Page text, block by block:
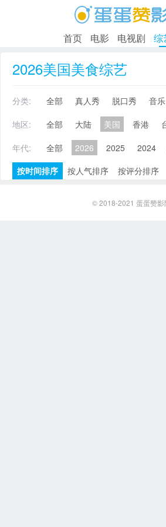
首页 电影 电视剧 综
2026美国美食综艺
分类: 全部 真人秀 脱口秀 音乐
地区:
全部 大陆 美国 香港
年代:
全部 2026 2025 2024
按时间排序
按人气排序 按评分排序
© 2018-2021 蛋蛋赞影